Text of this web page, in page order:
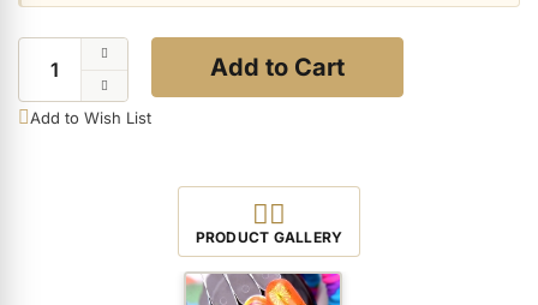
Hand & Body Care anzeigen
Feet & Toes anzeigen
Add to Cart
Add to Wish List
View all Product Images
PRODUCT GALLERY